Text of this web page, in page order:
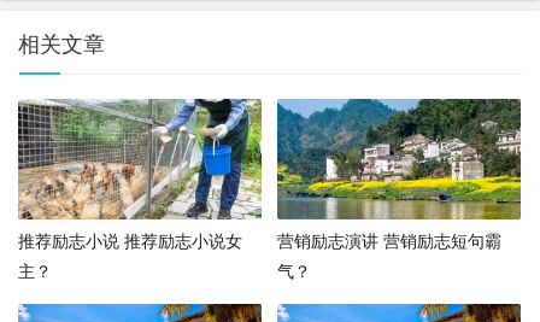
相关文章
推荐励志小说 推荐励志小说女
主？
营销励志演讲 营销励志短句霸
气？